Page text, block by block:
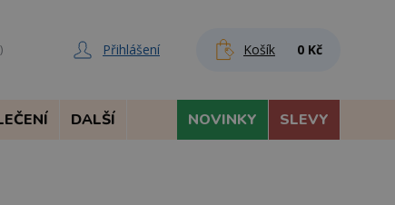
Přihlášení Košík 0 Kč
DALŠÍ NOVINKY SLEVY